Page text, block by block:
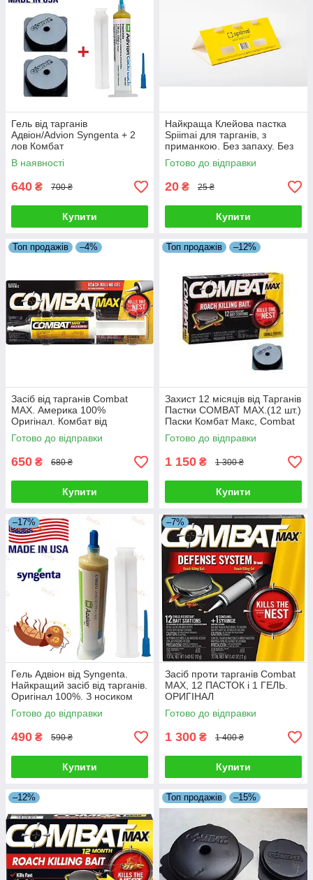
Гель від тарганів
Адвіон/Advion Syngenta + 2
лов Комбат
В наявності
640 ₴ 700 ₴
Купити
Найкраща Клейова пастка
Spiimai для тарганів, з
приманкою. Без запаху. Без
хімії.
Готово до відправки
20 ₴ 25 ₴
Купити
Топ продажів –4%
Засіб від тарганів Combat
MAX. Америка 100%
Оригінал. Комбат від
тарганів. 60 мг
Готово до відправки
650 ₴ 680 ₴
Купити
Топ продажів –12%
Захист 12 місяців від Тарганів
Пастки COMBAT MAX.(12 шт.)
Паски Комбат Макс, Combat
диски. Оригінал 100%.
Готово до відправки
1 150 ₴ 1 300 ₴
Купити
–17%
Гель Адвіон від Syngenta.
Найкращий засіб від тарганів.
Оригінал 100%. З носиком
Готово до відправки
490 ₴ 590 ₴
Купити
–7%
Засіб проти тарганів Combat
MAX, 12 ПАСТОК і 1 ГЕЛЬ.
ОРИГІНАЛ
Готово до відправки
1 300 ₴ 1 400 ₴
Купити
–12% Топ продажів –15%